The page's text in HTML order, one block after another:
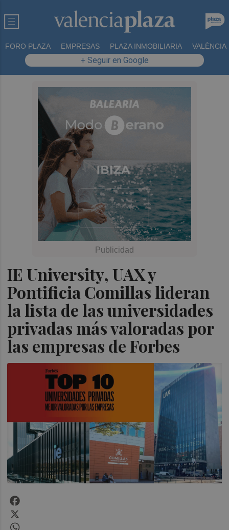
FORO PLAZA EMPRESAS PLAZA INMOBILIARIA VALÈNCIA
+ Seguir en Google
IE University, UAX y
Pontificia Comillas lideran
la lista de las universidades
privadas más valoradas por
las empresas de Forbes